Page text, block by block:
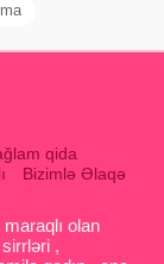
qida
Bizimlə Əlaqə
olan
,